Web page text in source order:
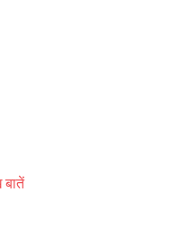
बातें